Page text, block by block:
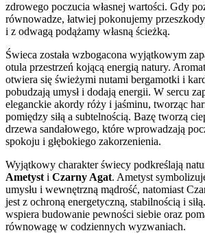
zdrowego poczucia własnej wartości. Gdy
równowadze, łatwiej pokonujemy
i z odwagą podążamy własną ścieżką.
Świeca została wzbogacona wyjątkowym
otula przestrzeń kojącą energią natury.
otwiera się świeżymi nutami bergamotki i
pobudzają umysł i dodają energii. W sercu
eleganckie akordy róży i jaśminu, tworząc
pomiędzy siłą a subtelnością. Bazę tworzą
drzewa sandałowego, które wprowadzają
spokoju i głębokiego zakorzenienia.
Wyjątkowy charakter świecy podkreślają
Ametyst i Czarny Agat. Ametyst
umysłu i wewnętrzną mądrość, natomiast
jest z ochroną energetyczną, stabilnością i
wspiera budowanie pewności siebie oraz
równowagę w codziennych wyzwaniach.